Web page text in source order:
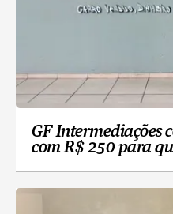
GF Intermediações
com R$ 250 para